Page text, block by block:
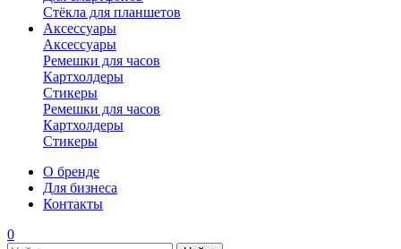
Стёкла для планшетов
Аксессуары
Аксессуары
Ремешки для часов
Картхолдеры
Стикеры
Ремешки для часов
Картхолдеры
Стикеры
О бренде
Для бизнеса
Контакты
0